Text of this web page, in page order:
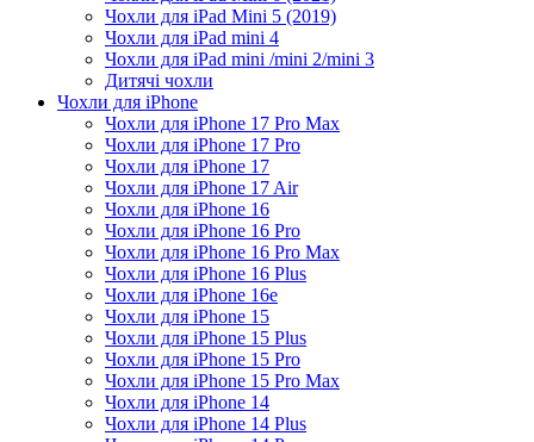
Чохли для iPad Mini 5 (2019)
Чохли для iPad mini 4
Чохли для iPad mini /mini 2/mini 3
Дитячі чохли
Чохли для iPhone
Чохли для iPhone 17 Pro Max
Чохли для iPhone 17 Pro
Чохли для iPhone 17
Чохли для iPhone 17 Air
Чохли для iPhone 16
Чохли для iPhone 16 Pro
Чохли для iPhone 16 Pro Max
Чохли для iPhone 16 Plus
Чохли для iPhone 16e
Чохли для iPhone 15
Чохли для iPhone 15 Plus
Чохли для iPhone 15 Pro
Чохли для iPhone 15 Pro Max
Чохли для iPhone 14
Чохли для iPhone 14 Plus